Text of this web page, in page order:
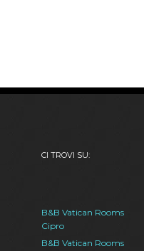
CI TROVI SU:
B&B Vatican Rooms
Cipro
B&B Vatican Rooms